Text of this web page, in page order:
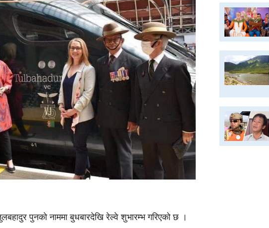
पुनको नाममा बुधबारदेखि रेल्वे शुभारम्भ गरिएको छ ।